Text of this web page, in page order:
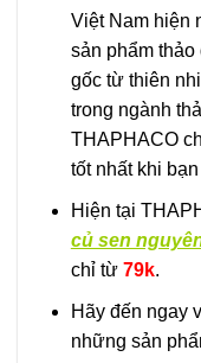
Việt Nam hiện
sản phẩm
gốc từ thiên
trong ngành
THAPHACO
tốt nhất khi
Hiện tại
củ sen
chỉ từ 79k.
Hãy đến ngay
những sản